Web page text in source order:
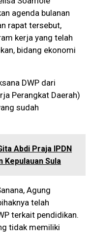
agenda bulanan
rapat tersebut,
kerja yang telah
bidang ekonomi
DWP dari
Perangkat Daerah)
sudah
Abdi Praja IPDN
Kepulauan Sula
Agung
telah
terkait pendidikan.
tidak memiliki